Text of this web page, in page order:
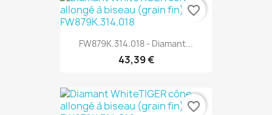
FW879K.314.018 - Diamant...
43,39 €
favorite_border
favorite_border